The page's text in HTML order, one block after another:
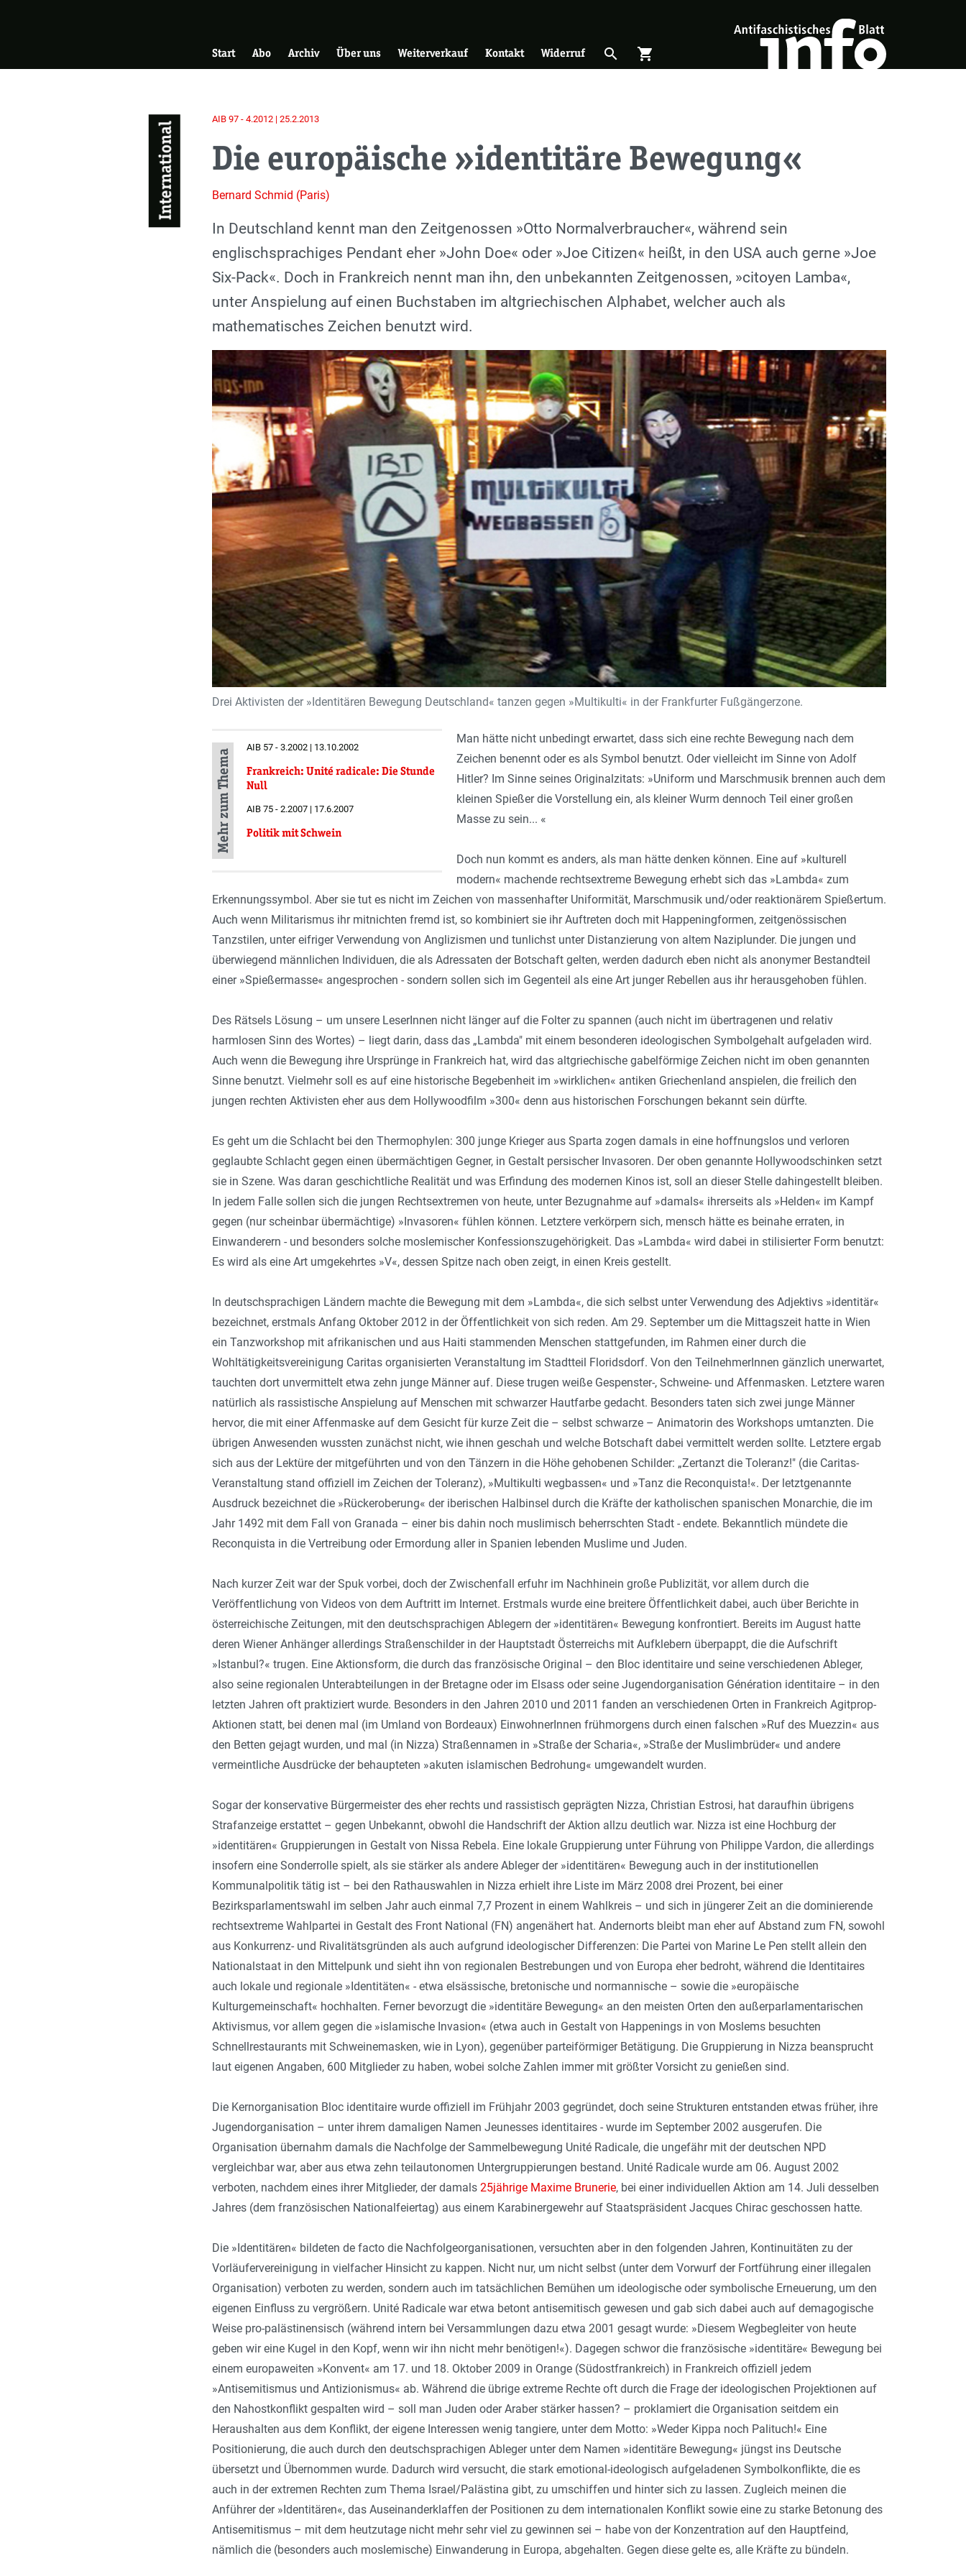
Hauptnavigation
Start Abo Archiv Über uns Weiterverkauf Kontakt Widerruf Suche öffnen
search Warenkorb öffnen
shopping_cart
International
AIB 97 - 4.2012 | 25.2.2013
Die europäische »identitäre Bewegung«
Bernard Schmid (Paris)
Einleitung
In Deutschland kennt man den Zeitgenossen »Otto Normalverbraucher«, während sein
englischsprachiges Pendant eher »John Doe« oder »Joe Citizen« heißt, in den USA auch gerne »Joe
Six-Pack«. Doch in Frankreich nennt man ihn, den unbekannten Zeitgenossen, »citoyen Lamba«,
unter Anspielung auf einen Buchstaben im altgriechischen Alphabet, welcher auch als
mathematisches Zeichen benutzt wird.
Drei Aktivisten der »Identitären Bewegung Deutschland« tanzen gegen »Multikulti« in der Frankfurter Fußgängerzone.
Mehr zum Thema
AIB 57 - 3.2002 | 13.10.2002
Frankreich: Unité radicale: Die Stunde
Null
AIB 75 - 2.2007 | 17.6.2007
Politik mit Schwein
Man hätte nicht unbedingt erwartet, dass sich eine rechte Bewegung nach dem
Zeichen benennt oder es als Symbol benutzt. Oder vielleicht im Sinne von Adolf
Hitler? Im Sinne seines Originalzitats: »Uniform und Marschmusik brennen auch dem
kleinen Spießer die Vorstellung ein, als kleiner Wurm dennoch Teil einer großen
Masse zu sein... «
Doch nun kommt es anders, als man hätte denken können. Eine auf »kulturell
modern« machende rechtsextreme Bewegung erhebt sich das »Lambda« zum
Erkennungssymbol. Aber sie tut es nicht im Zeichen von massenhafter Uniformität, Marschmusik und/oder reaktionärem Spießertum.
Auch wenn Militarismus ihr mitnichten fremd ist, so kombiniert sie ihr Auftreten doch mit Happeningformen, zeitgenössischen
Tanzstilen, unter eifriger Verwendung von Anglizismen und tunlichst unter Distanzierung von altem Naziplunder. Die jungen und
überwiegend männlichen Individuen, die als Adressaten der Botschaft gelten, werden dadurch eben nicht als anonymer Bestandteil
einer »Spießermasse« angesprochen - sondern sollen sich im Gegenteil als eine Art junger Rebellen aus ihr herausgehoben fühlen.
Des Rätsels Lösung – um unsere LeserInnen nicht länger auf die Folter zu spannen (auch nicht im übertragenen und relativ
harmlosen Sinn des Wortes) – liegt darin, dass das „Lambda" mit einem besonderen ideologischen Symbolgehalt aufgeladen wird.
Auch wenn die Bewegung ihre Ursprünge in Frankreich hat, wird das altgriechische gabelförmige Zeichen nicht im oben genannten
Sinne benutzt. Vielmehr soll es auf eine historische Begebenheit im »wirklichen« antiken Griechenland anspielen, die freilich den
jungen rechten Aktivisten eher aus dem Hollywoodfilm »300« denn aus historischen Forschungen bekannt sein dürfte.
Es geht um die Schlacht bei den Thermophylen: 300 junge Krieger aus Sparta zogen damals in eine hoffnungslos und verloren
geglaubte Schlacht gegen einen übermächtigen Gegner, in Gestalt persischer Invasoren. Der oben genannte Hollywoodschinken setzt
sie in Szene. Was daran geschichtliche Realität und was Erfindung des modernen Kinos ist, soll an dieser Stelle dahingestellt bleiben.
In jedem Falle sollen sich die jungen Rechtsextremen von heute, unter Bezugnahme auf »damals« ihrerseits als »Helden« im Kampf
gegen (nur scheinbar übermächtige) »Invasoren« fühlen können. Letztere verkörpern sich, mensch hätte es beinahe erraten, in
Einwanderern - und besonders solche moslemischer Konfessionszugehörigkeit. Das »Lambda« wird dabei in stilisierter Form benutzt:
Es wird als eine Art umgekehrtes »V«, dessen Spitze nach oben zeigt, in einen Kreis gestellt.
In deutschsprachigen Ländern machte die Bewegung mit dem »Lambda«, die sich selbst unter Verwendung des Adjektivs »identitär«
bezeichnet, erstmals Anfang Oktober 2012 in der Öffentlichkeit von sich reden. Am 29. September um die Mittagszeit hatte in Wien
ein Tanzworkshop mit afrikanischen und aus Haiti stammenden Menschen stattgefunden, im Rahmen einer durch die
Wohltätigkeitsvereinigung Caritas organisierten Veranstaltung im Stadtteil Floridsdorf. Von den TeilnehmerInnen gänzlich unerwartet,
tauchten dort unvermittelt etwa zehn junge Männer auf. Diese trugen weiße Gespenster-, Schweine- und Affenmasken. Letztere waren
natürlich als rassistische Anspielung auf Menschen mit schwarzer Hautfarbe gedacht. Besonders taten sich zwei junge Männer
hervor, die mit einer Affenmaske auf dem Gesicht für kurze Zeit die – selbst schwarze – Animatorin des Workshops umtanzten. Die
übrigen Anwesenden wussten zunächst nicht, wie ihnen geschah und welche Botschaft dabei vermittelt werden sollte. Letztere ergab
sich aus der Lektüre der mitgeführten und von den Tänzern in die Höhe gehobenen Schilder: „Zertanzt die Toleranz!" (die Caritas-
Veranstaltung stand offiziell im Zeichen der Toleranz), »Multikulti wegbassen« und »Tanz die Reconquista!«. Der letztgenannte
Ausdruck bezeichnet die »Rückeroberung« der iberischen Halbinsel durch die Kräfte der katholischen spanischen Monarchie, die im
Jahr 1492 mit dem Fall von Granada – einer bis dahin noch muslimisch beherrschten Stadt - endete. Bekanntlich mündete die
Reconquista in die Vertreibung oder Ermordung aller in Spanien lebenden Muslime und Juden.
Nach kurzer Zeit war der Spuk vorbei, doch der Zwischenfall erfuhr im Nachhinein große Publizität, vor allem durch die
Veröffentlichung von Videos von dem Auftritt im Internet. Erstmals wurde eine breitere Öffentlichkeit dabei, auch über Berichte in
österreichische Zeitungen, mit den deutschsprachigen Ablegern der »identitären« Bewegung konfrontiert. Bereits im August hatte
deren Wiener Anhänger allerdings Straßenschilder in der Hauptstadt Österreichs mit Aufklebern überpappt, die die Aufschrift
»Istanbul?« trugen. Eine Aktionsform, die durch das französische Original – den Bloc identitaire und seine verschiedenen Ableger,
also seine regionalen Unterabteilungen in der Bretagne oder im Elsass oder seine Jugendorganisation Génération identitaire – in den
letzten Jahren oft praktiziert wurde. Besonders in den Jahren 2010 und 2011 fanden an verschiedenen Orten in Frankreich Agitprop-
Aktionen statt, bei denen mal (im Umland von Bordeaux) EinwohnerInnen frühmorgens durch einen falschen »Ruf des Muezzin« aus
den Betten gejagt wurden, und mal (in Nizza) Straßennamen in »Straße der Scharia«, »Straße der Muslimbrüder« und andere
vermeintliche Ausdrücke der behaupteten »akuten islamischen Bedrohung« umgewandelt wurden.
Sogar der konservative Bürgermeister des eher rechts und rassistisch geprägten Nizza, Christian Estrosi, hat daraufhin übrigens
Strafanzeige erstattet – gegen Unbekannt, obwohl die Handschrift der Aktion allzu deutlich war. Nizza ist eine Hochburg der
»identitären« Gruppierungen in Gestalt von Nissa Rebela. Eine lokale Gruppierung unter Führung von Philippe Vardon, die allerdings
insofern eine Sonderrolle spielt, als sie stärker als andere Ableger der »identitären« Bewegung auch in der institutionellen
Kommunalpolitik tätig ist – bei den Rathauswahlen in Nizza erhielt ihre Liste im März 2008 drei Prozent, bei einer
Bezirksparlamentswahl im selben Jahr auch einmal 7,7 Prozent in einem Wahlkreis – und sich in jüngerer Zeit an die dominierende
rechtsextreme Wahlpartei in Gestalt des Front National (FN) angenähert hat. Andernorts bleibt man eher auf Abstand zum FN, sowohl
aus Konkurrenz- und Rivalitätsgründen als auch aufgrund ideologischer Differenzen: Die Partei von Marine Le Pen stellt allein den
Nationalstaat in den Mittelpunk und sieht ihn von regionalen Bestrebungen und von Europa eher bedroht, während die Identitaires
auch lokale und regionale »Identitäten« - etwa elsässische, bretonische und normannische – sowie die »europäische
Kulturgemeinschaft« hochhalten. Ferner bevorzugt die »identitäre Bewegung« an den meisten Orten den außerparlamentarischen
Aktivismus, vor allem gegen die »islamische Invasion« (etwa auch in Gestalt von Happenings in von Moslems besuchten
Schnellrestaurants mit Schweinemasken, wie in Lyon), gegenüber parteiförmiger Betätigung. Die Gruppierung in Nizza beansprucht
laut eigenen Angaben, 600 Mitglieder zu haben, wobei solche Zahlen immer mit größter Vorsicht zu genießen sind.
Die Kernorganisation Bloc identitaire wurde offiziell im Frühjahr 2003 gegründet, doch seine Strukturen entstanden etwas früher, ihre
Jugendorganisation – unter ihrem damaligen Namen Jeunesses identitaires - wurde im September 2002 ausgerufen. Die
Organisation übernahm damals die Nachfolge der Sammelbewegung Unité Radicale, die ungefähr mit der deutschen NPD
vergleichbar war, aber aus etwa zehn teilautonomen Untergruppierungen bestand. Unité Radicale wurde am 06. August 2002
verboten, nachdem eines ihrer Mitglieder, der damals 25jährige Maxime Brunerie, bei einer individuellen Aktion am 14. Juli desselben
Jahres (dem französischen Nationalfeiertag) aus einem Karabinergewehr auf Staatspräsident Jacques Chirac geschossen hatte.
Die »Identitären« bildeten de facto die Nachfolgeorganisationen, versuchten aber in den folgenden Jahren, Kontinuitäten zu der
Vorläufervereinigung in vielfacher Hinsicht zu kappen. Nicht nur, um nicht selbst (unter dem Vorwurf der Fortführung einer illegalen
Organisation) verboten zu werden, sondern auch im tatsächlichen Bemühen um ideologische oder symbolische Erneuerung, um den
eigenen Einfluss zu vergrößern. Unité Radicale war etwa betont antisemitisch gewesen und gab sich dabei auch auf demagogische
Weise pro-palästinensisch (während intern bei Versammlungen dazu etwa 2001 gesagt wurde: »Diesem Wegbegleiter von heute
geben wir eine Kugel in den Kopf, wenn wir ihn nicht mehr benötigen!«). Dagegen schwor die französische »identitäre« Bewegung bei
einem europaweiten »Konvent« am 17. und 18. Oktober 2009 in Orange (Südostfrankreich) in Frankreich offiziell jedem
»Antisemitismus und Antizionismus« ab. Während die übrige extreme Rechte oft durch die Frage der ideologischen Projektionen auf
den Nahostkonflikt gespalten wird – soll man Juden oder Araber stärker hassen? – proklamiert die Organisation seitdem ein
Heraushalten aus dem Konflikt, der eigene Interessen wenig tangiere, unter dem Motto: »Weder Kippa noch Palituch!« Eine
Positionierung, die auch durch den deutschsprachigen Ableger unter dem Namen »identitäre Bewegung« jüngst ins Deutsche
übersetzt und Übernommen wurde. Dadurch wird versucht, die stark emotional-ideologisch aufgeladenen Symbolkonflikte, die es
auch in der extremen Rechten zum Thema Israel/Palästina gibt, zu umschiffen und hinter sich zu lassen. Zugleich meinen die
Anführer der »Identitären«, das Auseinanderklaffen der Positionen zu dem internationalen Konflikt sowie eine zu starke Betonung des
Antisemitismus – mit dem heutzutage nicht mehr sehr viel zu gewinnen sei – habe von der Konzentration auf den Hauptfeind,
nämlich die (besonders auch moslemische) Einwanderung in Europa, abgehalten. Gegen diese gelte es, alle Kräfte zu bündeln.